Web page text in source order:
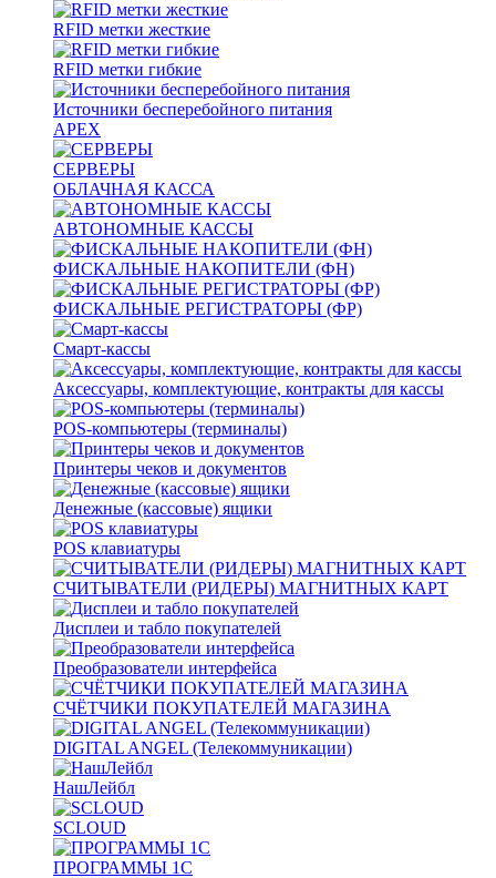
RFID метки жесткие
RFID метки гибкие
Источники бесперебойного питания
APEX
СЕРВЕРЫ
ОБЛАЧНАЯ КАССА
АВТОНОМНЫЕ КАССЫ
ФИСКАЛЬНЫЕ НАКОПИТЕЛИ (ФН)
ФИСКАЛЬНЫЕ РЕГИСТРАТОРЫ (ФР)
Смарт-кассы
Аксессуары, комплектующие, контракты для кассы
POS-компьютеры (терминалы)
Принтеры чеков и документов
Денежные (кассовые) ящики
POS клавиатуры
СЧИТЫВАТЕЛИ (РИДЕРЫ) МАГНИТНЫХ КАРТ
Дисплеи и табло покупателей
Преобразователи интерфейса
СЧЁТЧИКИ ПОКУПАТЕЛЕЙ МАГАЗИНА
DIGITAL ANGEL (Телекоммуникации)
НашЛейбл
SCLOUD
ПРОГРАММЫ 1С